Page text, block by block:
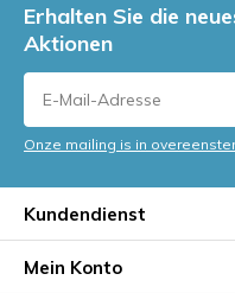
Erhalten Sie die
Aktionen
Onze mailing is in
Kundendienst
Mein Konto